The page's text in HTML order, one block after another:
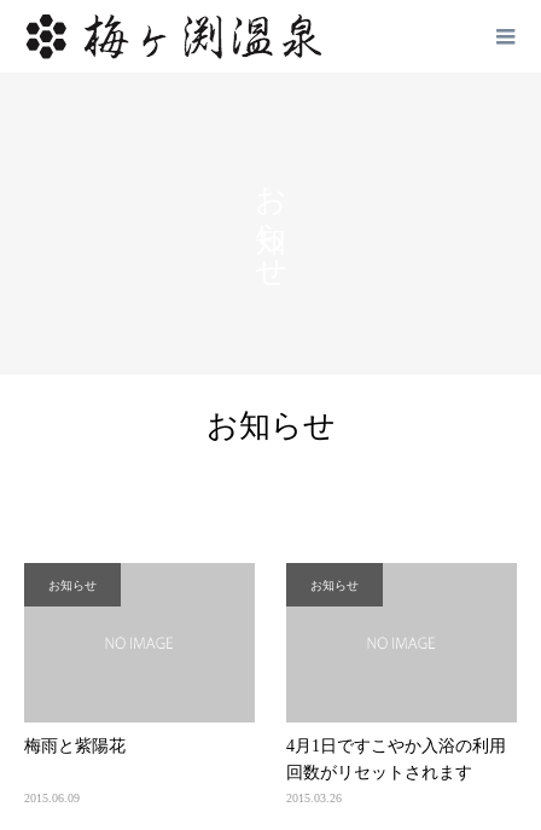
お知らせ
お知らせ
梅雨と紫陽花
2015.06.09
お知らせ
4月1日ですこやか入浴の利用
回数がリセットされます
2015.03.26